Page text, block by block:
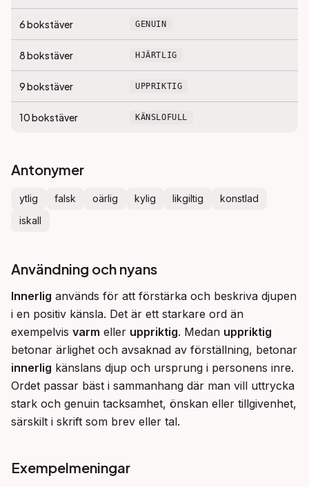
6bokstäver GENUIN
8bokstäver HJÄRTLIG
9bokstäver UPPRIKTIG
10bokstäver KÄNSLOFULL
Antonymer
ytlig falsk oärlig kylig likgiltig
konstlad
iskall
Användning och nyans
Innerlig används för att förstärka och beskriva djupen
i en positiv känsla. Det är ett starkare ord än
exempelvis varm eller uppriktig. Medan uppriktig
innerlig känslans djup och ursprung i personens inre.
Ordet passar bäst i sammanhang där man vill uttrycka
stark och genuin tacksamhet, önskan eller tillgivenhet,
särskilt i skrift som brev eller tal.
Exempelmeningar